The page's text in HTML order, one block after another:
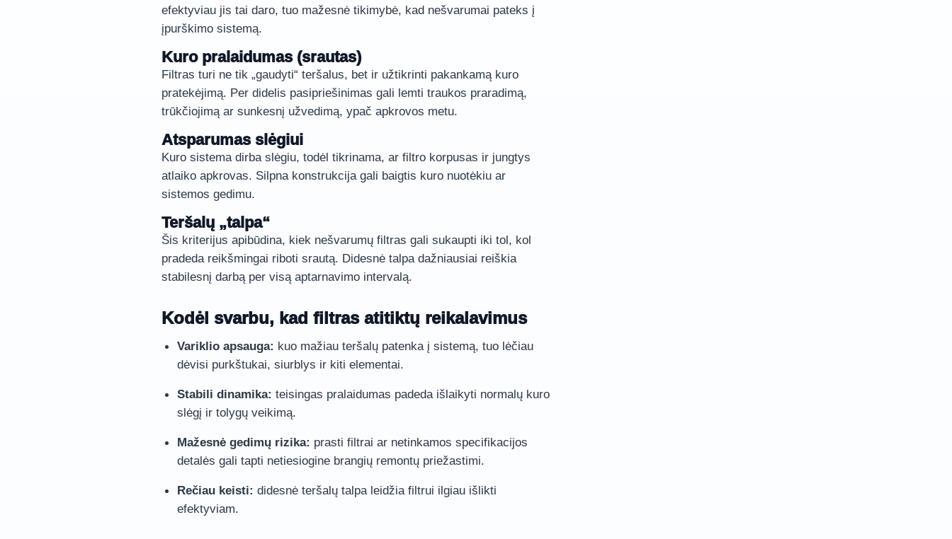
efektyviau jis tai daro, tuo mažesnė tikimybė, kad nešvarumai pateks į
įpurškimo sistemą.
Kuro pralaidumas (srautas)
Filtras turi ne tik „gaudyti“ teršalus, bet ir užtikrinti pakankamą kuro
pratekėjimą. Per didelis pasipriešinimas gali lemti traukos praradimą,
trūkčiojimą ar sunkesnį užvedimą, ypač apkrovos metu.
Atsparumas slėgiui
Kuro sistema dirba slėgiu, todėl tikrinama, ar filtro korpusas ir jungtys
atlaiko apkrovas. Silpna konstrukcija gali baigtis kuro nuotėkiu ar
sistemos gedimu.
Teršalų „talpa“
Šis kriterijus apibūdina, kiek nešvarumų filtras gali sukaupti iki tol, kol
pradeda reikšmingai riboti srautą. Didesnė talpa dažniausiai reiškia
stabilesnį darbą per visą aptarnavimo intervalą.
Kodėl svarbu, kad filtras atitiktų reikalavimus
Variklio apsauga: kuo mažiau teršalų patenka į sistemą, tuo lėčiau
dėvisi purkštukai, siurblys ir kiti elementai.
Stabili dinamika: teisingas pralaidumas padeda išlaikyti normalų kuro
slėgį ir tolygų veikimą.
Mažesnė gedimų rizika: prasti filtrai ar netinkamos specifikacijos
detalės gali tapti netiesiogine brangių remontų priežastimi.
Rečiau keisti: didesnė teršalų talpa leidžia filtrui ilgiau išlikti
efektyviam.